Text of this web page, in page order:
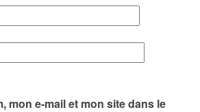
mon e-mail et mon site dans le